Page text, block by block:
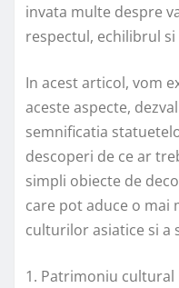
invata multe despre
respectul, echilibrul
In acest articol, vom
aceste aspecte,
semnificatia
descoperi de ce ar
simpli obiecte de
care pot aduce o mai
culturilor asiatice si
1. Patrimoniu cultural